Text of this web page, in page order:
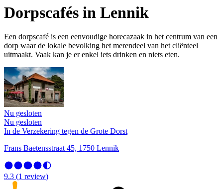
Dorpscafés in Lennik
Een dorpscafé is een eenvoudige horecazaak in het centrum van een
dorp waar de lokale bevolking het merendeel van het cliënteel
uitmaakt. Vaak kan je er enkel iets drinken en niets eten.
Nu gesloten
Nu gesloten
In de Verzekering tegen de Grote Dorst
Frans Baetensstraat 45, 1750 Lennik
9.3 (1 review)